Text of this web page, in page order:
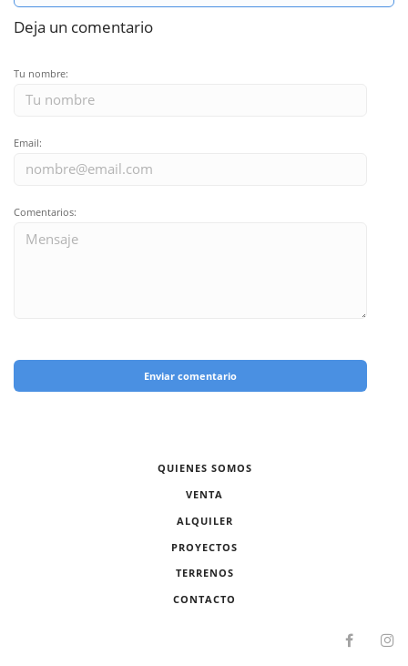
Deja un comentario
Tu nombre:
Email:
Comentarios:
Enviar comentario
QUIENES SOMOS
VENTA
ALQUILER
PROYECTOS
TERRENOS
CONTACTO